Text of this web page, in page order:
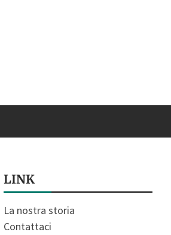
LINK
La nostra storia
Contattaci